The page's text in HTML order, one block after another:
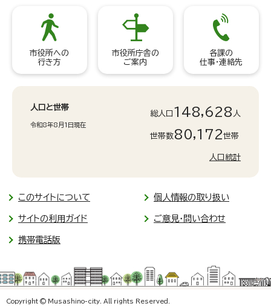
市役所への
行き方
市役所庁舎の
ご案内
各課の
仕事・連絡先
人口と世帯
令和8年8月1日現在
総人口 148,628 人
世帯数80,172世帯
人口統計
このサイトについて 個人情報の取り扱い
サイトの利用ガイド ご意見・問い合わせ
携帯電話版
Copyright © Musashino-city. All rights Reserved.